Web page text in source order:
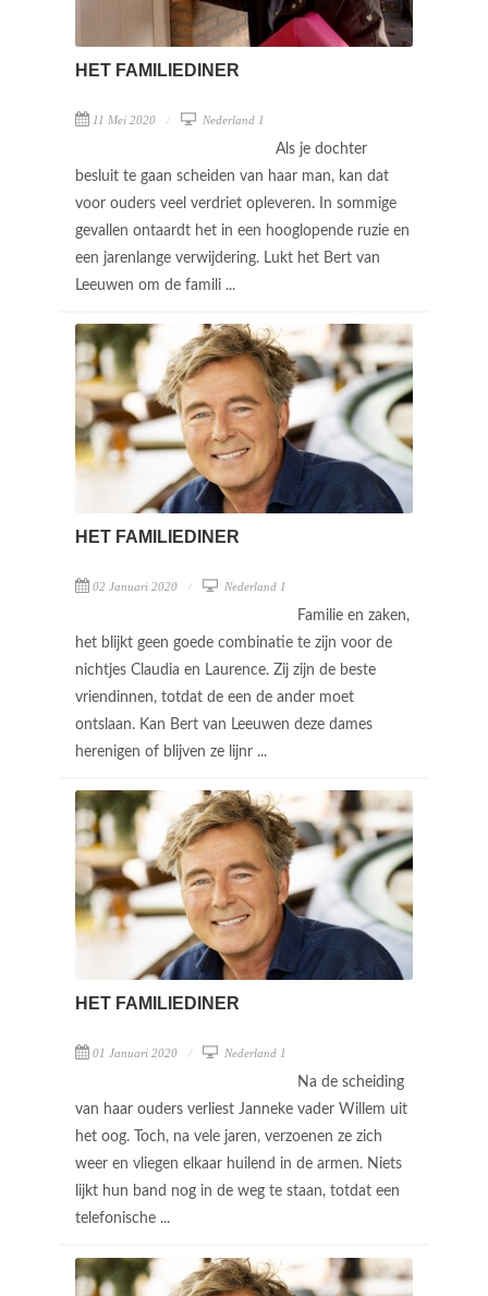
HET FAMILIEDINER
11 Mei 2020 Nederland 1
Als je dochter
besluit te gaan scheiden van haar man, kan dat
voor ouders veel verdriet opleveren. In sommige
gevallen ontaardt het in een hooglopende ruzie en
een jarenlange verwijdering. Lukt het Bert van
Leeuwen om de famili ...
HET FAMILIEDINER
02 Januari 2020 Nederland 1
Familie en zaken,
het blijkt geen goede combinatie te zijn voor de
nichtjes Claudia en Laurence. Zij zijn de beste
vriendinnen, totdat de een de ander moet
ontslaan. Kan Bert van Leeuwen deze dames
herenigen of blijven ze lijnr ...
HET FAMILIEDINER
01 Januari 2020 Nederland 1
Na de scheiding
van haar ouders verliest Janneke vader Willem uit
het oog. Toch, na vele jaren, verzoenen ze zich
weer en vliegen elkaar huilend in de armen. Niets
lijkt hun band nog in de weg te staan, totdat een
telefonische ...